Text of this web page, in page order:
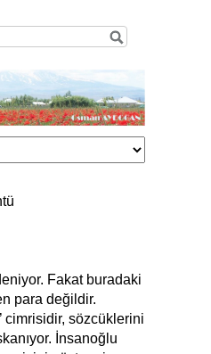
Fakat buradaki
para değildir.
cimrisidir, sözcüklerini
İnsanoğlu